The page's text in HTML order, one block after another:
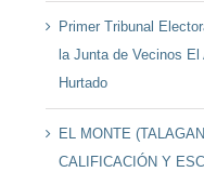
Primer Tribunal
la Junta de Vecinos
Hurtado
EL MONTE
CALIFICACIÓN Y